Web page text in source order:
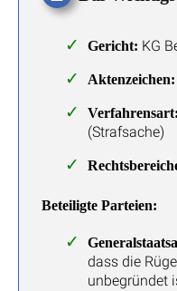
Gericht: KG
Aktenzeichen:
Verfahrensart:
(Strafsache)
Beteiligte Parteien:
dass die
unbegründet